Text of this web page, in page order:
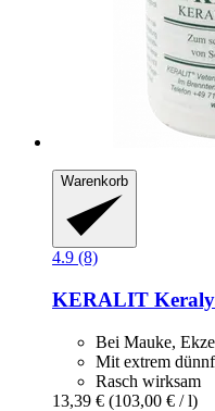
Warenkorb
4.9 (8)
KERALIT
Bei Mauke,
Mit extrem
Rasch wirksam
13,39 € (103,00 € / l)